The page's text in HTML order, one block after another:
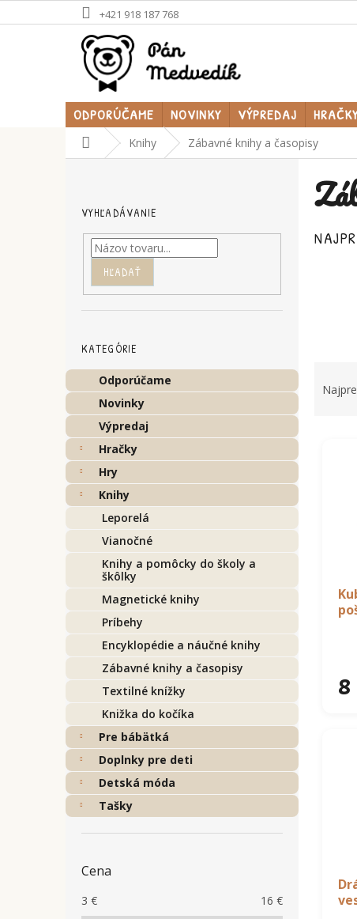
na
+421 918 187 768
ODPORÚČAME NOVINKY VÝPREDAJ
DomovKnihy Zábavné knihy a časopisy
VYHĽADÁVANIE
HĽADAŤ
kategórie
KATEGÓRIE
Odporúčame
Novinky
Výpredaj
Hračky
Hry
Knihy
Leporelá
Vianočné
Knihy a pomôcky do školy a
škôlky
Magnetické knihy
Príbehy
Encyklopédie a náučné knihy
Zábavné knihy a časopisy
Textilné knížky
Knižka do kočíka
Pre bábätká
Doplnky pre deti
Detská móda
Tašky
Cena
3 € 16 €